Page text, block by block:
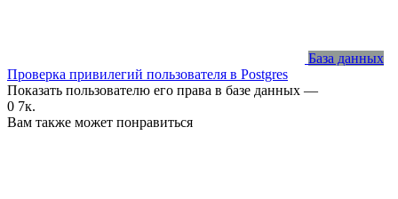
База данных
Проверка привилегий пользователя в Postgres
Показать пользователю его права в базе данных —
0 7к.
Вам также может понравиться